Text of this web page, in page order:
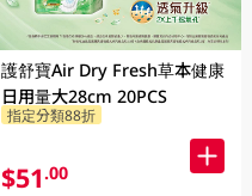
護舒寶Air Dry Fresh草本健康
日用量大28cm 20PCS
指定分類88折
$51.00